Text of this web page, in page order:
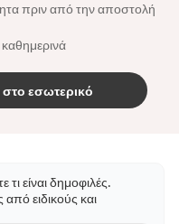
πριν από την αποστολή
εσωτερικό
είναι δημοφιλές.
από ειδικούς και